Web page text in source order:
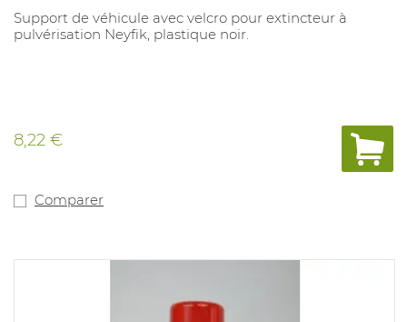
Support de véhicule avec velcro pour extincteur à
pulvérisation Neyfik, plastique noir.
8,22 €
Comparer